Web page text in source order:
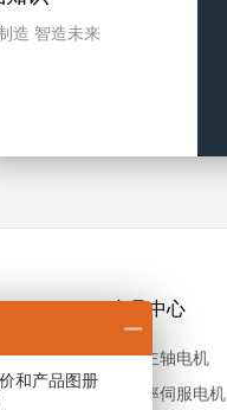
造 智造未来
产品中心
高速主轴电机
大功率伺服电机
和产品图册